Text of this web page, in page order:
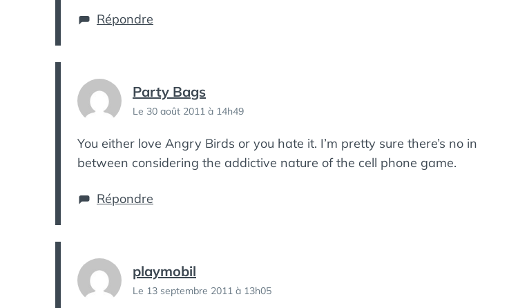
Répondre
Party Bags
Le 30 août 2011 à 14h49
You either love Angry Birds or you hate it. I’m pretty sure there’s no in
between considering the addictive nature of the cell phone game.
Répondre
playmobil
Le 13 septembre 2011 à 13h05